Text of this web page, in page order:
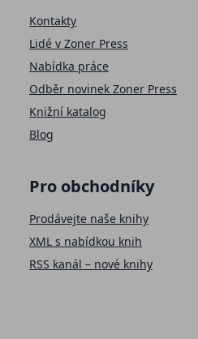
Kontakty
Lidé v Zoner Press
Nabídka práce
Odběr novinek Zoner Press
Knižní katalog
Blog
Pro obchodníky
Prodávejte naše knihy
XML s nabídkou knih
RSS kanál – nové knihy